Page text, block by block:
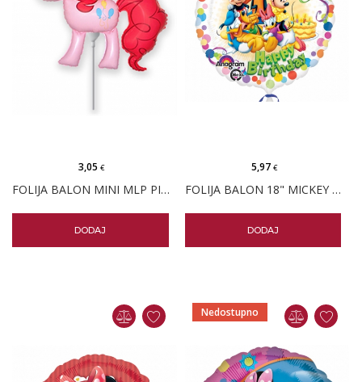
FOLIJA BALON MINI MLP PINKIE PIE
3,05€
DODAJ
FOLIJA BALON 18" MICKEY MOUSE I PRIJATELJI
5,97 €
DODAJ
Nedostupno